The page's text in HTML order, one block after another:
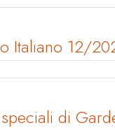
Italiano 12/
di